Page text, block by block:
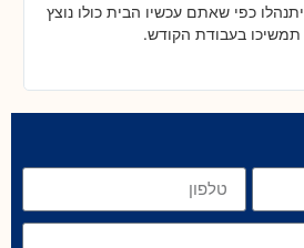
כפי שאתם עכשיו הבית כולו נוצץ
תמשיכו בעבודת הקודש.